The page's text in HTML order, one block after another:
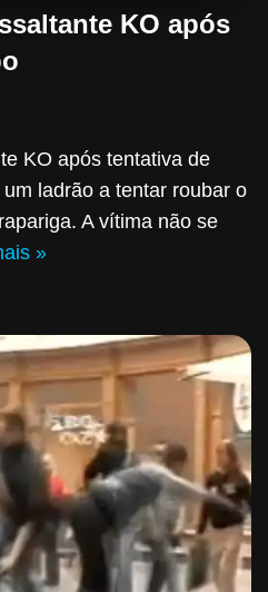
KO após
KO após tentativa de
ladrão a tentar roubar o
A vítima não se
»